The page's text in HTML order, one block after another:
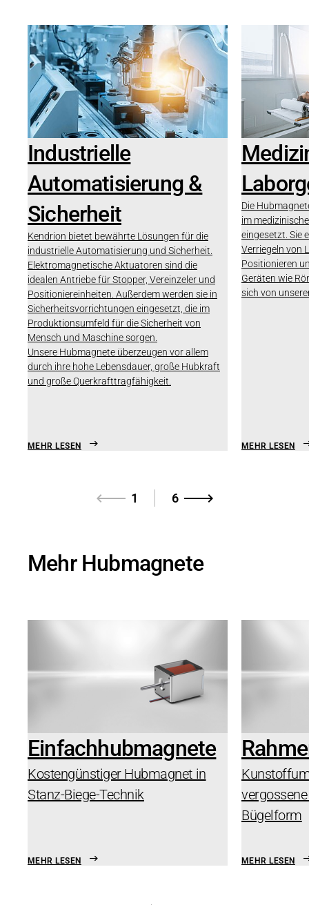
Industrielle
Automatisierung &
Sicherheit
Kendrion bietet bewährte Lösungen für die
industrielle Automatisierung und Sicherheit.
Elektromagnetische Aktuatoren sind die
idealen Antriebe für Stopper, Vereinzeler und
Positioniereinheiten. Außerdem werden sie in
Sicherheitsvorrichtungen eingesetzt, die im
Produktionsumfeld für die Sicherheit von
Mensch und Maschine sorgen.
Unsere Hubmagnete überzeugen vor allem
durch ihre hohe Lebensdauer, große Hubkraft
und große Querkrafttragfähigkeit.
MEHR LESEN
Die
im
eingesetzt. Sie
Verriegeln von
Positionieren
Geräten wie
sich von
MEHR LESEN
1 6
Mehr Hubmagnete
Einfachhubmagnete
Kostengünstiger Hubmagnet in
Stanz-Biege-Technik
MEHR LESEN
Bügelform
MEHR LESEN